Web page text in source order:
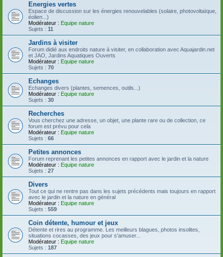
Energies vertes
Espace de discussion sur les énergies renouvelables (solaire, photovoltaïque,
éolien...)
Modérateur : Equipe nature
Sujets : 11
Jardins à visiter
Forum didié aux endroits nature à visiter, en collaboration avec Aquajardin.net
et JAO, Jardins Aquatiques Ouverts
Modérateur : Equipe nature
Sujets : 70
Echanges
Echanges divers (plantes, semences, outils...)
Modérateur : Equipe nature
Sujets : 30
Recherches
Vous cherchez une adresse, un objet, une plante rare ou de collection, ce
forum est prévu pour cela
Modérateur : Equipe nature
Sujets : 66
Petites annonces
Forum reprenant les petites annonces en rapport avec le jardin et la nature
Modérateur : Equipe nature
Sujets : 27
Divers
Tout ce qui ne rentre pas dans les sujets précédents mais toujours en rapport
avec le jardin et la nature en général
Modérateur : Equipe nature
Sujets : 559
Coin détente, humour et jeux
Détente et rires au programme. Les meilleurs blagues, photos insolites,
situations cocasses, des jeux pour s'amuser...
Modérateur : Equipe nature
Sujets : 187